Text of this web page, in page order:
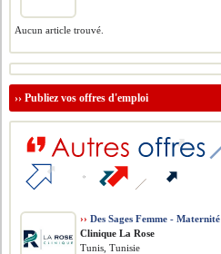
Aucun article trouvé.
››Publiez vos offres d'emploi
›› Des Sages Femme - Maternité
Clinique La Rose
Tunis, Tunisie